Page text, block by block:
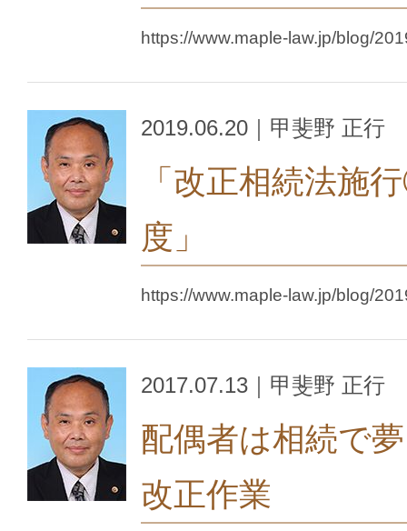
https://www.maple-law.jp/blog/
2019.06.20｜甲斐野 正行
「改正相続法施
度」
https://www.maple-law.jp/blog/
2017.07.13｜甲斐野 正行
配偶者は相続で
改正作業